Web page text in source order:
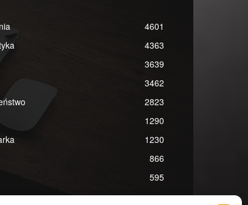
4601
4363
3639
3462
2823
1290
1230
866
595